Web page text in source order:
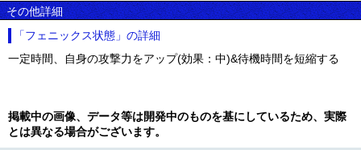
その他詳細
「フェニックス状態」の詳細
一定時間、自身の攻撃力をアップ(効果：中)&待機時間を短縮する
掲載中の画像、データ等は開発中のものを基にしているため、実際
とは異なる場合がございます。